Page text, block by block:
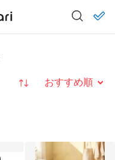
並び替え